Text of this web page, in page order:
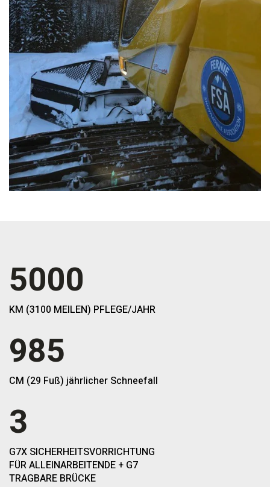
5000
KM (3100 MEILEN) PFLEGE/JAHR
985
CM (29 Fuß) jährlicher Schneefall
3
G7X SICHERHEITSVORRICHTUNG
FÜR ALLEINARBEITENDE + G7
TRAGBARE BRÜCKE